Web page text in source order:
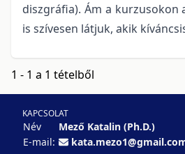
diszgráfia). Ám a kurzusokon
is szívesen látjuk, akik
1 - 1 a 1 tételből
KAPCSOLAT
Név
Mező Katalin (Ph.D.)
E-mail: